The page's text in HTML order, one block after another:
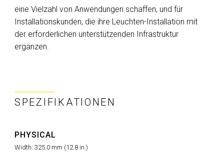
eine Vielzahl von Anwendungen schaffen, und für
Installationskunden, die ihre Leuchten-Installation mit
der erforderlichen unterstützenden Infrastruktur
ergänzen.
SPEZIFIKATIONEN
PHYSICAL
Width: 325.0 mm (12.8 in.)